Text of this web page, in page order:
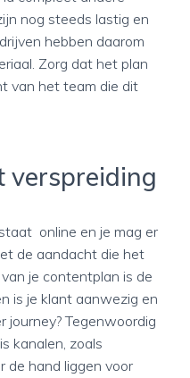
nog steeds lastig en
hebben daarom
Zorg dat het plan
van het team die dit
verspreiding
online en je mag er
de aandacht die het
je contentplan is de
is je klant aanwezig en
journey? Tegenwoordig
kanalen, zoals
de hand liggen voor